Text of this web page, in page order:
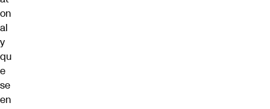
on
al
y
qu
e
se
en